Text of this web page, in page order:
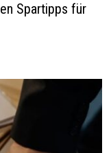
Spartipps für